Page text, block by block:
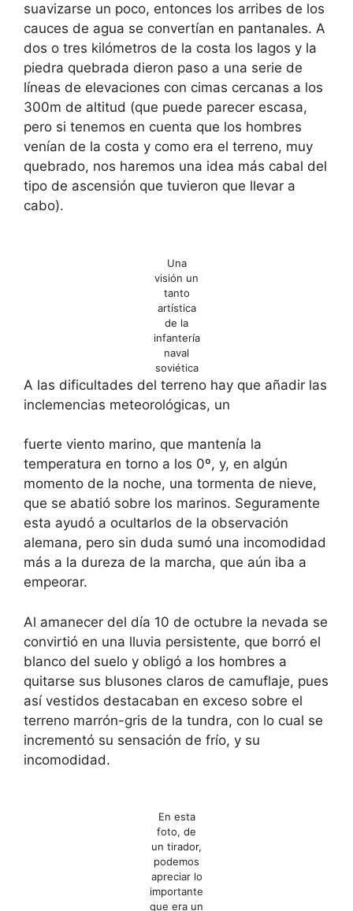
suavizarse un poco, entonces los arribes de los
cauces de agua se convertían en pantanales. A
dos o tres kilómetros de la costa los lagos y la
piedra quebrada dieron paso a una serie de
líneas de elevaciones con cimas cercanas a los
300m de altitud (que puede parecer escasa,
pero si tenemos en cuenta que los hombres
venían de la costa y como era el terreno, muy
quebrado, nos haremos una idea más cabal del
tipo de ascensión que tuvieron que llevar a
cabo).
Una
visión un
tanto
artística
de la
infantería
naval
soviética
A las dificultades del terreno hay que añadir las
inclemencias meteorológicas, un
fuerte viento marino, que mantenía la
temperatura en torno a los 0º, y, en algún
momento de la noche, una tormenta de nieve,
que se abatió sobre los marinos. Seguramente
esta ayudó a ocultarlos de la observación
alemana, pero sin duda sumó una incomodidad
más a la dureza de la marcha, que aún iba a
empeorar.
Al amanecer del día 10 de octubre la nevada se
convirtió en una lluvia persistente, que borró el
blanco del suelo y obligó a los hombres a
quitarse sus blusones claros de camuflaje, pues
así vestidos destacaban en exceso sobre el
terreno marrón-gris de la tundra, con lo cual se
incrementó su sensación de frío, y su
incomodidad.
En esta
foto, de
un tirador,
podemos
apreciar lo
importante
que era un